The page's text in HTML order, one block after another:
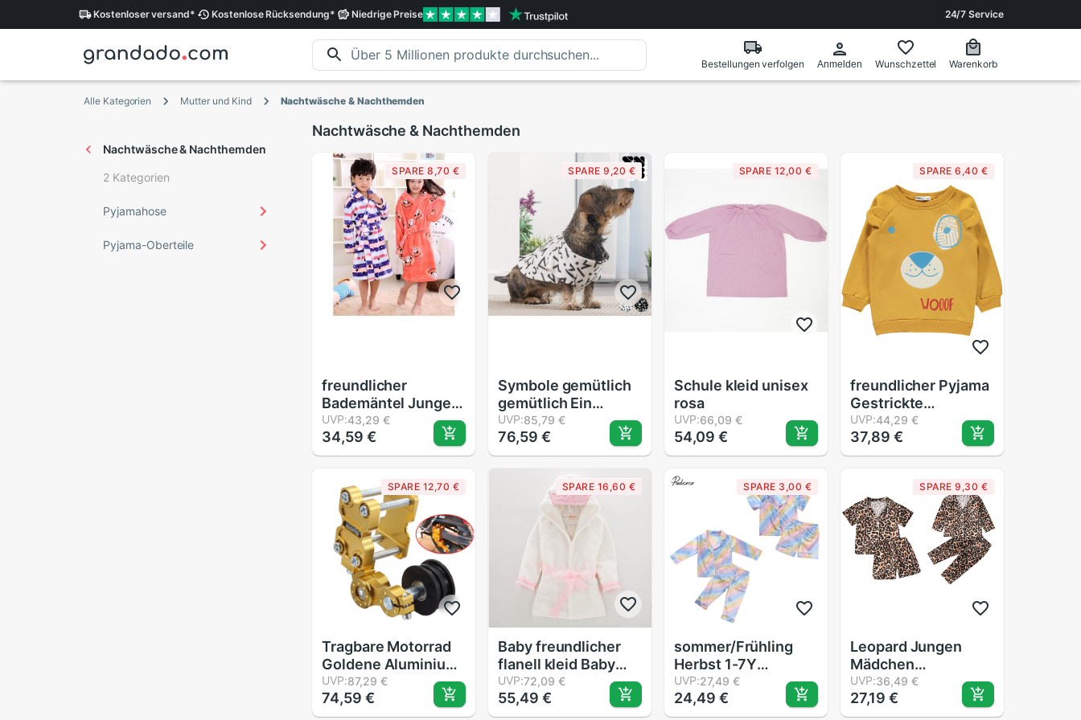
Kostenloserversand* KostenloseRücksendung* NiedrigePreise 24/7 Service
Bestellungen verfolgen Anmelden Wunschzettel Warenkorb
Alle Kategorien Mutter und Kind Nachtwäsche & Nachthemden
Nachtwäsche & Nachthemden
2 Kategorien
Pyjamahose
Pyjama-Oberteile
Nachtwäsche & Nachthemden
SPARE 8,70 €
freundlicher
Bademäntel Jungen
Mädchen Kleid
freundlicher
Bademäntel
Vlies Winter Roben
Anzug 6-12Jahre
UVP:43,29 €
34,59 €
SPARE 9,20 €
Symbole gemütlich
gemütlich Ein
Hündchen Hund
Decke mit Ärmeln
UVP:85,79 €
76,59 €
SPARE 12,00 €
Schule kleid unisex
rosa
UVP:66,09 €
54,09 €
SPARE 6,40 €
freundlicher Pyjama
Gestrickte
einstellen
Trainingsanzug
einstellen 3 Seil 3
Fahrrad Kragen
Bestickte Jungen
der Trainingsanzug
einstellen 2 5
altersgruppen
UVP:44,29 €
37,89 €
SPARE 12,70 €
Tragbare Motorrad
Goldene Aluminium
Erzähler Kette
Schlüssel Bolzen
UVP:87,29 €
74,59 €
SPARE 16,60 €
Baby freundlicher
flanell kleid Baby
warme mit kapuze
bademäntel Neue
UVP:72,09 €
55,49 €
SPARE 3,00 €
sommer/Frühling
Herbst 1-7Y
freundlicher
Schlafanzug setzt
UVP:27,49 €
24,49 €
SPARE 9,30 €
Leopard Jungen
Mädchen
Schlafanzug setzt
Kurzarm/Langarm
UVP:36,49 €
27,19 €